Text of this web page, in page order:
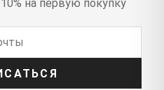
на первую покупку